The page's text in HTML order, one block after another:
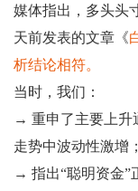
媒体指出，多头头
天前发表的文章《
析结论相符。
当时，我们：
→ 重申了主要上升
走势中波动性激增；
→ 指出“聪明资金”